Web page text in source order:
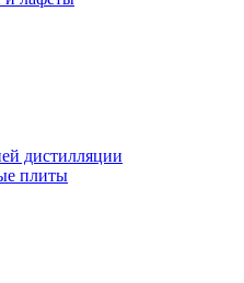
дистилляции
плиты